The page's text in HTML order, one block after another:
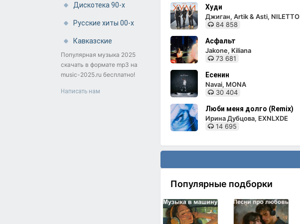
Дискотека 90-х
Русские хиты 00-х
Кавказские
Популярная музыка 2025
скачать в формате mp3 на
music-2025.ru бесплатно!
Написать нам
Худи
Джиган, Artik & Asti, NILETTO
84 858
Асфальт
Jakone, Kiliana
73 681
Есенин
Navai, MONA
30 404
Люби меня долго (Remix)
Ирина Дубцова, EXNLXDE
14 695
Популярные подборки